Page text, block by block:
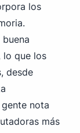
los
lo que los
desde
nota
más